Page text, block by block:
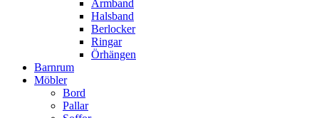
Armband
Halsband
Berlocker
Ringar
Örhängen
Barnrum
Möbler
Bord
Pallar